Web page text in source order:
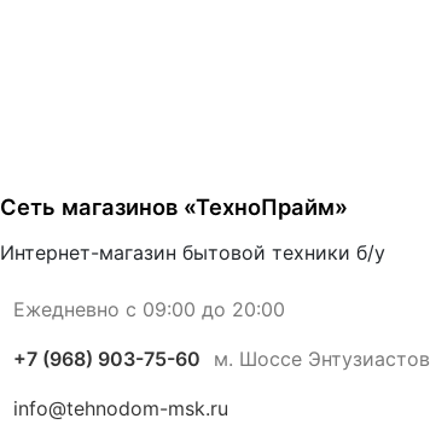
Сеть магазинов «ТехноПрайм»
Интернет-магазин бытовой техники б/у
Ежедневно с 09:00 до 20:00
+7 (968) 903-75-60 м. Шоссе Энтузиастов
info@tehnodom-msk.ru